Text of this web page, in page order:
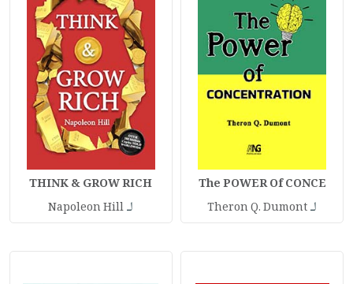
The POWER Of CONCE
لـTheron Q. Dumont
THINK & GROW RICH
لـNapoleon Hill